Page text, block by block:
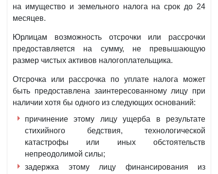
на имущество и земельного налога на срок до 24
месяцев.
Юрлицам возможность отсрочки или рассрочки
предоставляется на сумму, не превышающую
размер чистых активов налогоплательщика.
Отсрочка или рассрочка по уплате налога может
быть предоставлена заинтересованному лицу при
наличии хотя бы одного из следующих оснований:
причинение этому лицу ущерба в результате
стихийного бедствия, технологической
катастрофы или иных обстоятельств
непреодолимой силы;
задержка этому лицу финансирования из